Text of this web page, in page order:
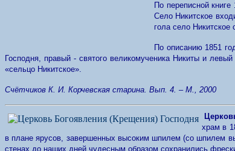
По переписной
Село Никитское
гола село
По описанию 1851
Господня, правый - святого великомученика Никиты и
«сельцо Никитское».
Счётчиков К. И. Корчевская старина. Вып. 4. – М., 2000
храм в
в плане ярусов, завершенных высоким шпилем (со шпилем
стенах до наших дней чудесным образом сохранились